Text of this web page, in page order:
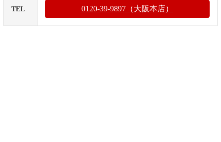
TEL 0120-39-9897（大阪本店）